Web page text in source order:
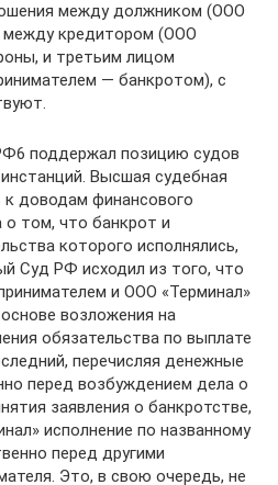
между должником (ООО
между кредитором (ООО
и третьим лицом
— банкротом), с
поддержал позицию судов
Высшая судебная
к доводам финансового
том, что банкрот и
которого исполнялись,
Суд РФ исходил из того, что
и ООО «Терминал»
возложения на
обязательства по выплате
перечисляя денежные
перед возбуждением дела о
заявления о банкротстве,
исполнение по названному
перед другими
Это, в свою очередь, не